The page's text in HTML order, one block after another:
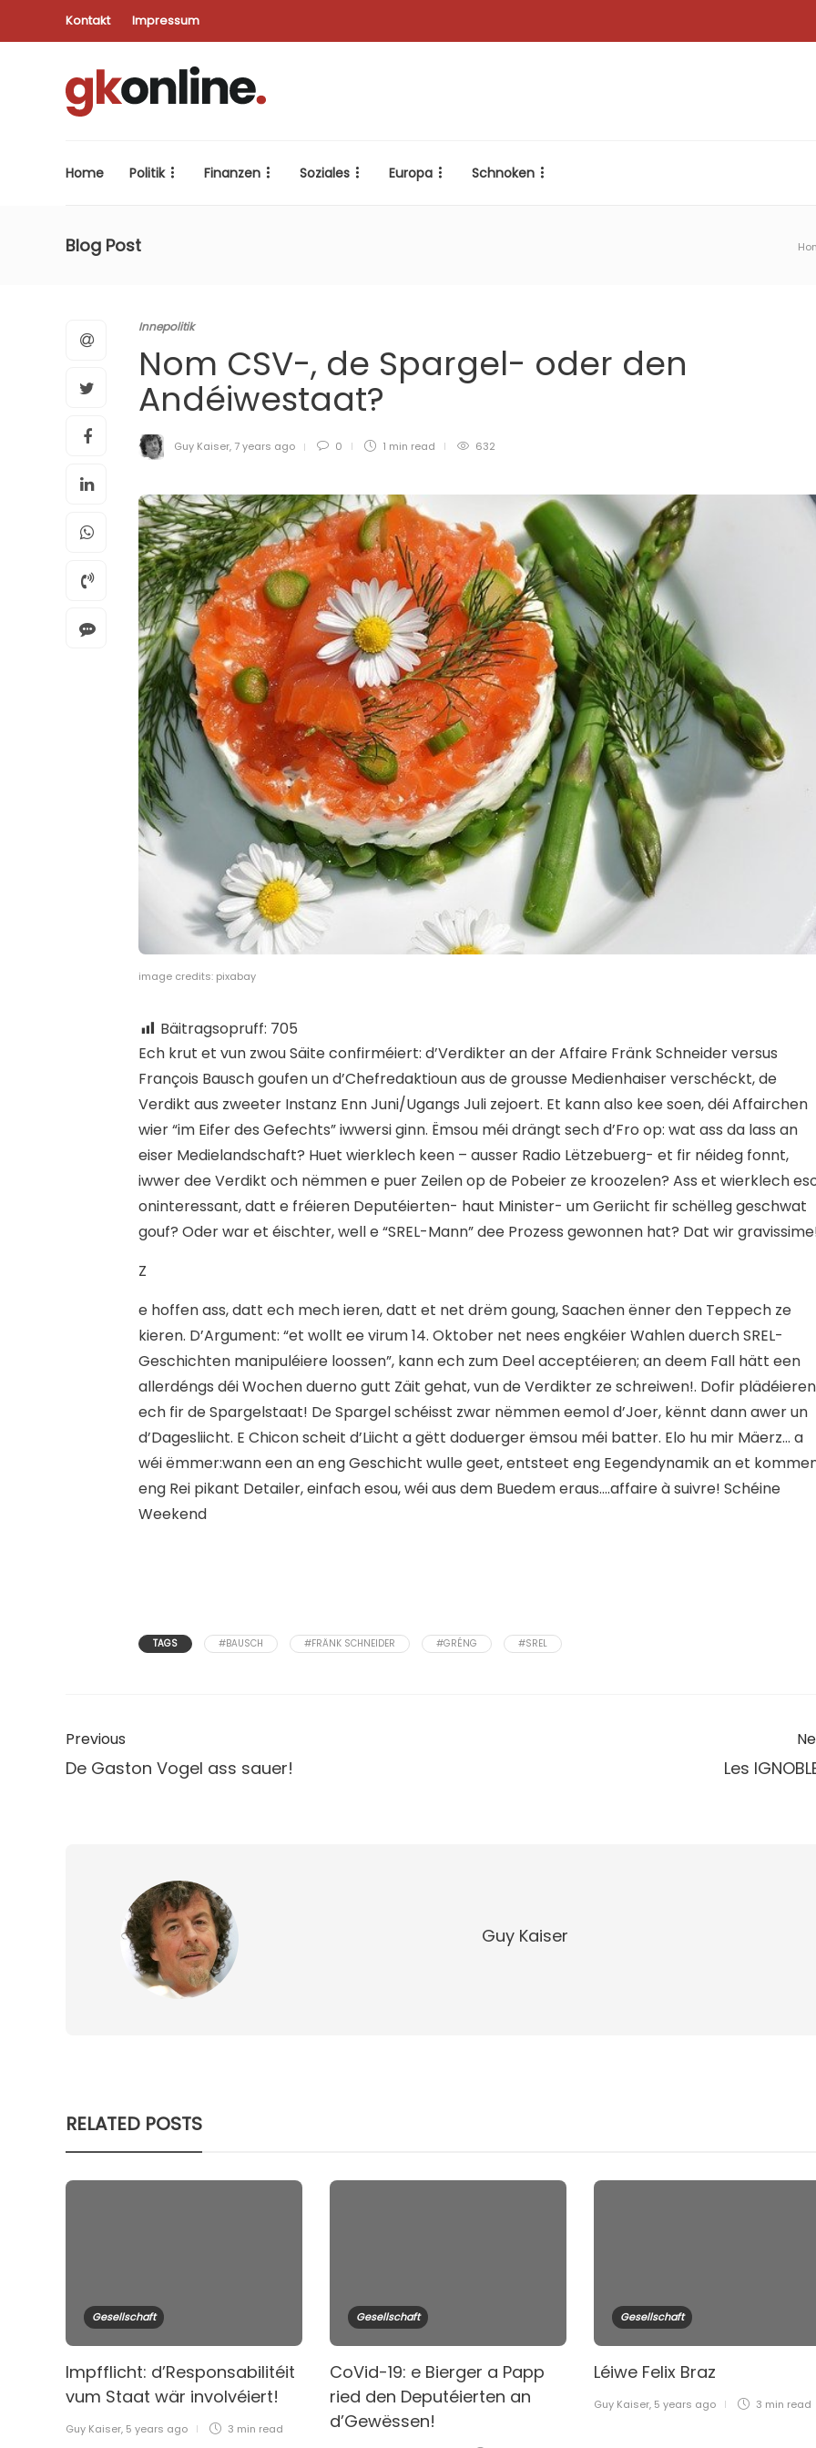
Kontakt Impressum
Home Politik Finanzen Soziales Europa Schnoken
Blog Post
Innepolitik
Nom CSV-, de Spargel- oder den
Andéiwestaat?
Guy Kaiser, 7 years ago 0 1 min read 632
image credits: pixabay
Bäitragsopruff: 705
Ech krut et vun zwou Säite confirméiert: d’Verdikter an der Affaire Fränk Schneider versus
François Bausch goufen un d’Chefredaktioun aus de grousse Medienhaiser verschéckt, de
Verdikt aus zweeter Instanz Enn Juni/Ugangs Juli zejoert. Et kann also kee soen, déi Affairchen
wier “im Eifer des Gefechts” iwwersi ginn. Ëmsou méi drängt sech d’Fro op: wat ass da lass an
eiser Medielandschaft? Huet wierklech keen – ausser Radio Lëtzebuerg- et fir néideg fonnt,
iwwer dee Verdikt och nëmmen e puer Zeilen op de Pobeier ze kroozelen? Ass et wierklech
oninteressant, datt e fréieren Deputéierten- haut Minister- um Geriicht fir schëlleg geschwat
gouf? Oder war et éischter, well e “SREL-Mann” dee Prozess gewonnen hat? Dat wir
Z
e hoffen ass, datt ech mech ieren, datt et net drëm goung, Saachen ënner den Teppech ze
kieren. D’Argument: “et wollt ee virum 14. Oktober net nees engkéier Wahlen duerch SREL-
Geschichten manipuléiere loossen”, kann ech zum Deel acceptéieren; an deem Fall hätt een
allerdéngs déi Wochen duerno gutt Zäit gehat, vun de Verdikter ze schreiwen!. Dofir plädéieren
ech fir de Spargelstaat! De Spargel schéisst zwar nëmmen eemol d’Joer, kënnt dann awer un
d’Dagesliicht. E Chicon scheit d’Liicht a gëtt doduerger ëmsou méi batter. Elo hu mir Mäerz… a
wéi ëmmer:wann een an eng Geschicht wulle geet, entsteet eng Eegendynamik an et
eng Rei pikant Detailer, einfach esou, wéi aus dem Buedem eraus….affaire à suivre! Schéine
Weekend
TAGS #BAUSCH #FRÄNK SCHNEIDER #GRÉNG #SREL
Previous
De Gaston Vogel ass sauer! Les
Guy Kaiser
RELATED POSTS
Gesellschaft
Impfflicht: d’Responsabilitéit
vum Staat wär involvéiert!
Guy Kaiser, 5 years ago 3 min read
Gesellschaft
CoVid-19: e Bierger a Papp
ried den Deputéierten an
d’Gewëssen!
Gesellschaft
Léiwe Felix Braz
Guy Kaiser, 5 years ago 3 min read